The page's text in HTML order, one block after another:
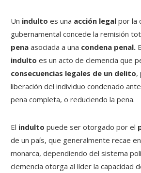
Un indulto es una acción legal por la
gubernamental concede la remisión
pena asociada a una condena penal.
indulto es un acto de clemencia que
consecuencias legales de un delito,
liberación del individuo condenado
pena completa, o reduciendo la pena.
El indulto puede ser otorgado por el
de un país, que generalmente recae
monarca, dependiendo del sistema
clemencia otorga al líder la capacidad